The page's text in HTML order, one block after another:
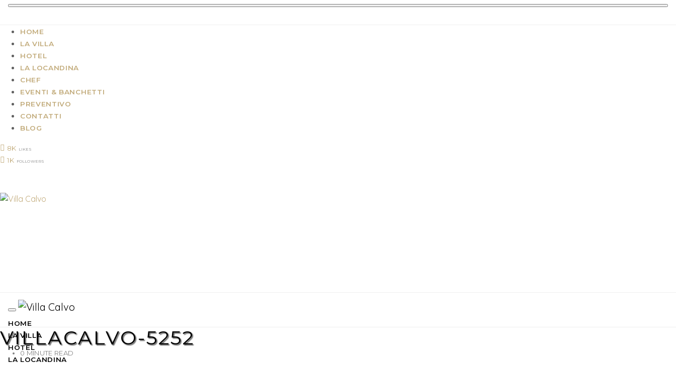
HOME
LA VILLA
HOTEL
LA LOCANDINA
CHEF
EVENTI & BANCHETTI
PREVENTIVO
CONTATTI
BLOG
8K LIKES
1K FOLLOWERS
HOME
LA VILLA
HOTEL
LA LOCANDINA
VILLACALVO-5252
0 MINUTE READ